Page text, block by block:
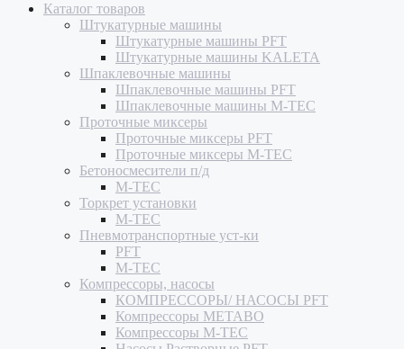
Каталог товаров
Штукатурные машины
Штукатурные машины PFT
Штукатурные машины KALETA
Шпаклевочные машины
Шпаклевочные машины PFT
Шпаклевочные машины M-TEC
Проточные миксеры
Проточные миксеры PFT
Проточные миксеры M-TEC
Бетоносмесители п/д
M-TEC
Торкрет установки
M-TEC
Пневмотранспортные уст-ки
PFT
M-TEC
Компрессоры, насосы
КОМПРЕССОРЫ/ НАСОСЫ PFT
Компрессоры METABO
Компрессоры M-TEC